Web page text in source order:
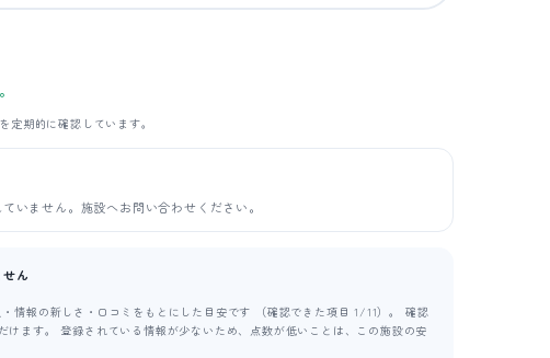
定期的に確認しています。
いません。施設へお問い合わせください。
ん
情報の新しさ・口コミをもとにした目安です （確認できた項目 1/11）。 確認
ます。 登録されている情報が少ないため、点数が低いことは、この施設の安